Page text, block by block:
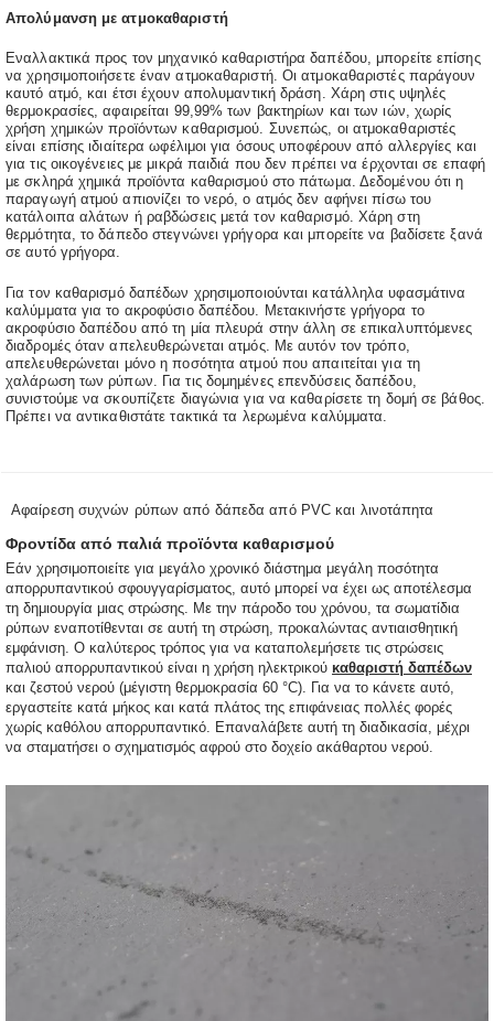
Απολύμανση με ατμοκαθαριστή
Εναλλακτικά προς τον μηχανικό καθαριστήρα δαπέδου, μπορείτε επίσης
να χρησιμοποιήσετε έναν ατμοκαθαριστή. Οι ατμοκαθαριστές παράγουν
καυτό ατμό, και έτσι έχουν απολυμαντική δράση. Χάρη στις υψηλές
θερμοκρασίες, αφαιρείται 99,99% των βακτηρίων και των ιών, χωρίς
χρήση χημικών προϊόντων καθαρισμού. Συνεπώς, οι ατμοκαθαριστές
είναι επίσης ιδιαίτερα ωφέλιμοι για όσους υποφέρουν από αλλεργίες και
για τις οικογένειες με μικρά παιδιά που δεν πρέπει να έρχονται σε επαφή
με σκληρά χημικά προϊόντα καθαρισμού στο πάτωμα. Δεδομένου ότι η
παραγωγή ατμού απιονίζει το νερό, ο ατμός δεν αφήνει πίσω του
κατάλοιπα αλάτων ή ραβδώσεις μετά τον καθαρισμό. Χάρη στη
θερμότητα, το δάπεδο στεγνώνει γρήγορα και μπορείτε να βαδίσετε ξανά
σε αυτό γρήγορα.
Για τον καθαρισμό δαπέδων χρησιμοποιούνται κατάλληλα υφασμάτινα
καλύμματα για το ακροφύσιο δαπέδου. Μετακινήστε γρήγορα το
ακροφύσιο δαπέδου από τη μία πλευρά στην άλλη σε επικαλυπτόμενες
διαδρομές όταν απελευθερώνεται ατμός. Με αυτόν τον τρόπο,
απελευθερώνεται μόνο η ποσότητα ατμού που απαιτείται για τη
χαλάρωση των ρύπων. Για τις δομημένες επενδύσεις δαπέδου,
συνιστούμε να σκουπίζετε διαγώνια για να καθαρίσετε τη δομή σε βάθος.
Πρέπει να αντικαθιστάτε τακτικά τα λερωμένα καλύμματα.
Αφαίρεση συχνών ρύπων από δάπεδα από PVC και λινοτάπητα
Φροντίδα από παλιά προϊόντα καθαρισμού
Εάν χρησιμοποιείτε για μεγάλο χρονικό διάστημα μεγάλη ποσότητα
απορρυπαντικού σφουγγαρίσματος, αυτό μπορεί να έχει ως αποτέλεσμα
τη δημιουργία μιας στρώσης. Με την πάροδο του χρόνου, τα σωματίδια
ρύπων εναποτίθενται σε αυτή τη στρώση, προκαλώντας αντιαισθητική
εμφάνιση. Ο καλύτερος τρόπος για να καταπολεμήσετε τις στρώσεις
παλιού απορρυπαντικού είναι η χρήση ηλεκτρικού καθαριστή δαπέδων
και ζεστού νερού (μέγιστη θερμοκρασία 60 °C). Για να το κάνετε αυτό,
εργαστείτε κατά μήκος και κατά πλάτος της επιφάνειας πολλές φορές
χωρίς καθόλου απορρυπαντικό. Επαναλάβετε αυτή τη διαδικασία, μέχρι
να σταματήσει ο σχηματισμός αφρού στο δοχείο ακάθαρτου νερού.